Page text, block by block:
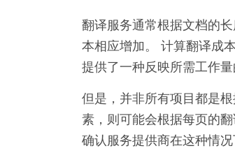
翻译服务通常根据文档的
本相应增加。 计算翻译成
提供了一种反映所需工作量
但是，并非所有项目都是
素，则可能会根据每页的
确认服务提供商在这种情